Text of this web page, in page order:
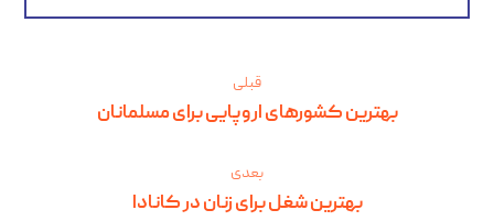
قبلی
بهترین کشورهای اروپایی برای مسلمانان
بعدی
بهترین شغل برای زنان در کانادا